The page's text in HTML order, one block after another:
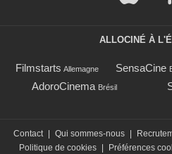
ALLOCINÉ À
Filmstarts Allemagne SensaCine
AdoroCinema Brésil
Contact | Qui sommes-nous |
Politique de cookies | Préférences